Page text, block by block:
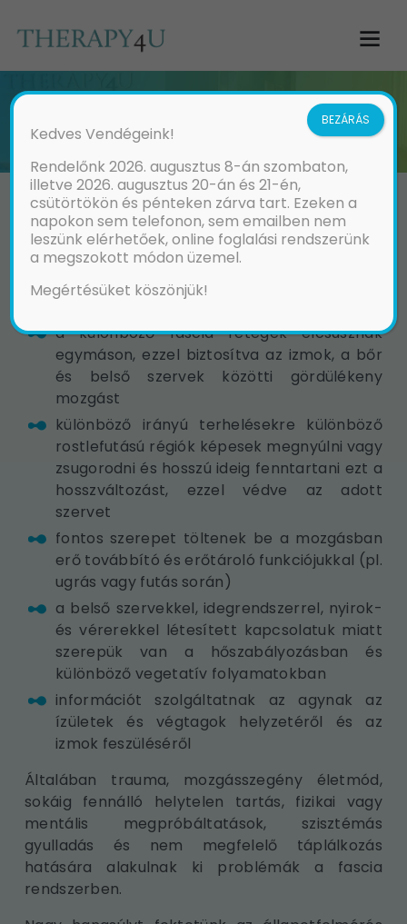
STECCO FÉLE FASCIA –
IZOMPÓLYA KEZELÉS
A fascia, az egész testünket behálózó, számos
különböző szervrendszerrel kapcsolatban lévő
tölt be az emberi testben:
a különböző fascia rétegek elcsúsznak
egymáson, ezzel biztosítva az izmok, a bőr
és belső szervek közötti gördülékeny
mozgást
különböző irányú terhelésekre különböző
rostlefutású régiók képesek megnyúlni vagy
zsugorodni és hosszú ideig fenntartani ezt a
hosszváltozást, ezzel védve az adott
szervet
fontos szerepet töltenek be a mozgásban
erő továbbító és erőtároló funkciójukkal (pl.
ugrás vagy futás során)
a belső szervekkel, idegrendszerrel, nyirok-
és vérerekkel létesített kapcsolatuk miatt
szerepük van a hőszabályozásban és
különböző vegetatív folyamatokban
információt szolgáltatnak az agynak az
ízületek és végtagok helyzetéről és az
izmok feszüléséről
Általában trauma, mozgásszegény életmód,
sokáig fennálló helytelen tartás, fizikai vagy
mentális megpróbáltatások, szisztémás
gyulladás és nem megfelelő táplálkozás
hatására alakulnak ki problémák a fascia
rendszerben.
Kedves Vendégeink!
Rendelőnk 2026. augusztus 8-án szombaton,
illetve 2026. augusztus 20-án és 21-én,
csütörtökön és pénteken zárva tart. Ezeken a
napokon sem telefonon, sem emailben nem
leszünk elérhetőek, online foglalási rendszerünk
a megszokott módon üzemel.
Megértésüket köszönjük!
BEZÁRÁS